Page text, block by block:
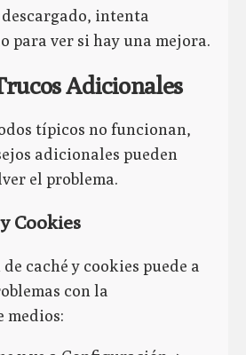
intenta
para ver si hay una mejora.
Adicionales
típicos no funcionan,
adicionales pueden
el problema.
Cookies
caché y cookies puede a
con la
medios: